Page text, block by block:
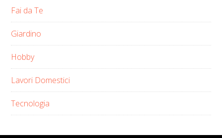
Fai da Te
Giardino
Hobby
Lavori Domestici
Tecnologia